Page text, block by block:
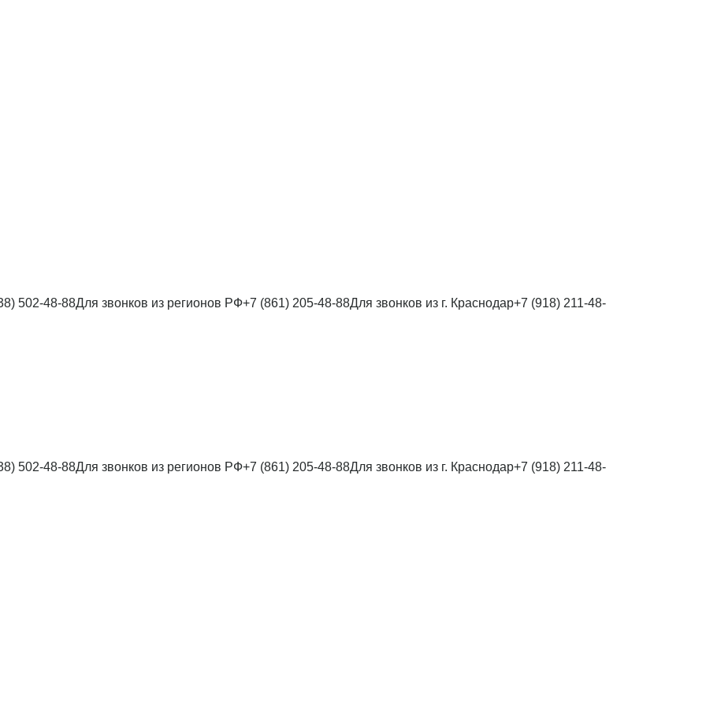
502-48-88Для звонков из регионов РФ+7 (861) 205-48-88Для звонков из г. Краснодар+7 (918) 211-48-
502-48-88Для звонков из регионов РФ+7 (861) 205-48-88Для звонков из г. Краснодар+7 (918) 211-48-